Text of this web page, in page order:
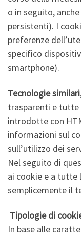
o in seguito,
persistenti). I
preferenze
specifico
smartphone).
Tecnologie similari
trasparenti e
introdotte con
informazioni sul
sull’utilizzo dei
Nel seguito di
ai cookie e a tutte
semplicemente il
Tipologie di
In base alle